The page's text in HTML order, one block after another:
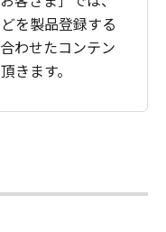
を製品登録する
わせたコンテン
きます。